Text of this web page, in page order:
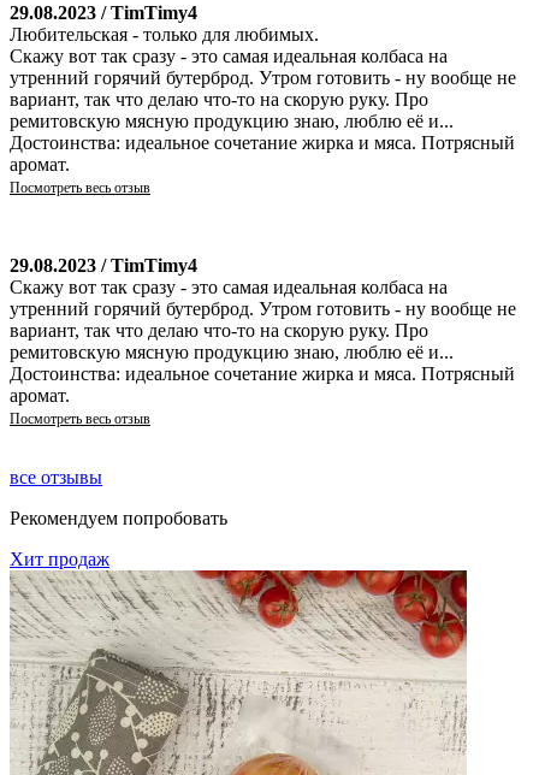
29.08.2023 / TimTimy4
Любительская - только для любимых.
Скажу вот так сразу - это самая идеальная колбаса на
утренний горячий бутерброд. Утром готовить - ну вообще не
вариант, так что делаю что-то на скорую руку. Про
ремитовскую мясную продукцию знаю, люблю её и...
Достоинства: идеальное сочетание жирка и мяса. Потрясный
аромат.
Посмотреть весь отзыв
29.08.2023 / TimTimy4
Скажу вот так сразу - это самая идеальная колбаса на
утренний горячий бутерброд. Утром готовить - ну вообще не
вариант, так что делаю что-то на скорую руку. Про
ремитовскую мясную продукцию знаю, люблю её и...
Достоинства: идеальное сочетание жирка и мяса. Потрясный
аромат.
Посмотреть весь отзыв
все отзывы
Рекомендуем попробовать
Хит продаж